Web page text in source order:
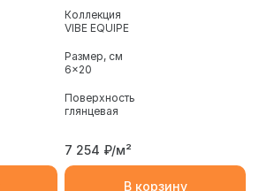
Коллекция
VIBE EQUIPE
Размер, см
6x20
Поверхность
глянцевая
7 254 ₽/м²
В корзину